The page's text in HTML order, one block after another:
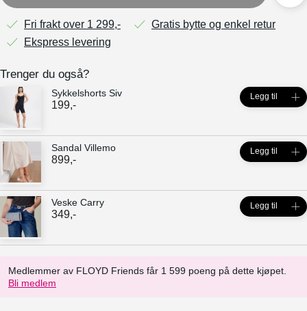
Fri frakt over 1 299,-
Gratis bytte og enkel retur
Ekspress levering
Medlemmer av FLOYD Friends får 1 599 poeng på dette kjøpet.
Bli medlem
Trenger du også?
Sykkelshorts Siv
199,-
Legg til
Sandal Villemo
899,-
Legg til
Veske Carry
349,-
Legg til